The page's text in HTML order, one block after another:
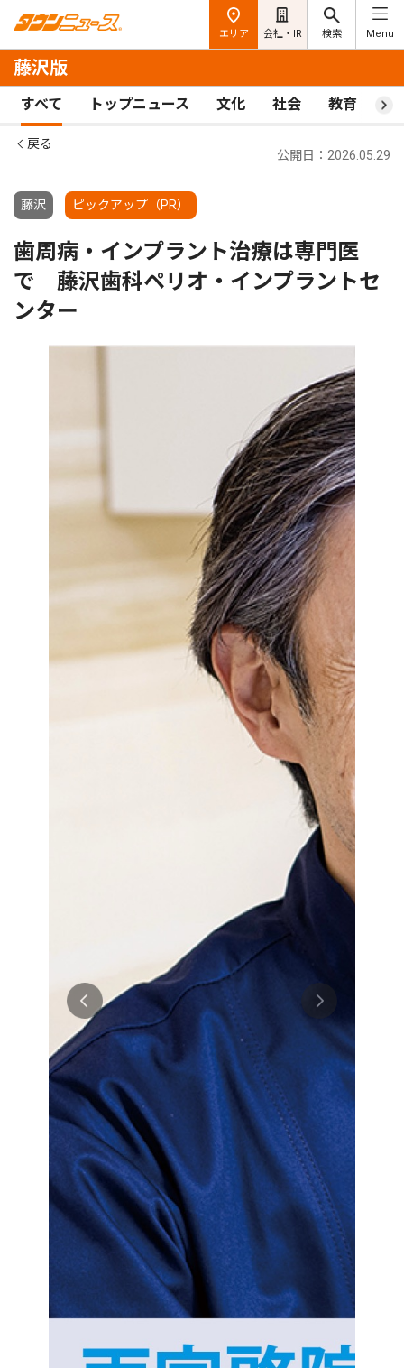
エリア 会社・IR 検索 Menu
藤沢版
すべて トップニュース 文化 社会 教育 ス
戻る
藤沢 ピックアップ（PR）
公開日：2026.05.29
歯周病・インプラント治療は専門医
で 藤沢歯科ペリオ・インプラントセ
ンター